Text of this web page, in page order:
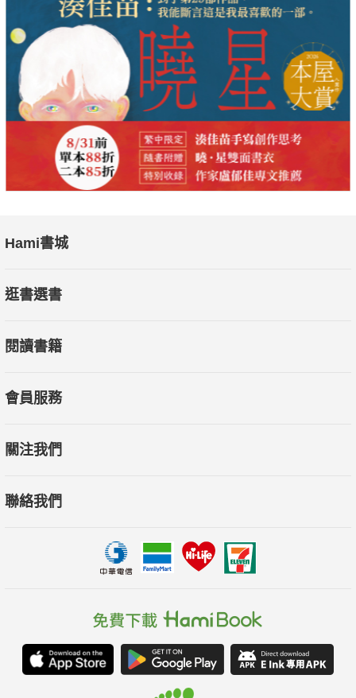
，脂肪就會像源源不絕的活水，一直灌入體內，不斷囤積。
其實想得簡單一點，消除脂肪肝就是「幫肝臟瘦身」，這個道理
就像全身減肥一樣，只是減肥的位置不同而已。但就像快速減重
容易復胖一樣，使用過度激烈的手段，例如快速減重、過度低熱
量飲食等，反而會加劇脂肪肝的病情。為此，循序漸進的改善飲
食和養成運動習慣，才是讓肝臟永不受到脂肪侵害的唯一方法。
■只要28天！ 4大計畫X 80道降脂食譜，幫肝臟瘦身
從一般人的「運動」、「飲食」、「睡眠」、「壓力管理」等四
詳細條列「養肝」的飲食原則，並收錄80道食譜
Hami書城
逛書選書
閱讀書籍
會員服務
關注我們
聯絡我們